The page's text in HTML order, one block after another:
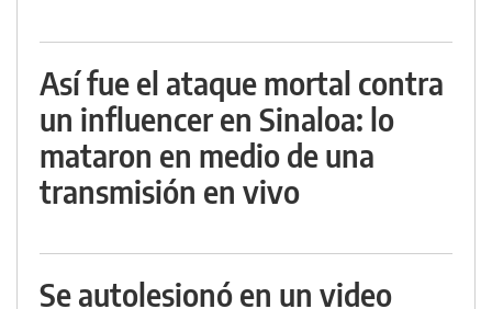
Así fue el ataque mortal contra
un influencer en Sinaloa: lo
mataron en medio de una
transmisión en vivo
Se autolesionó en un video